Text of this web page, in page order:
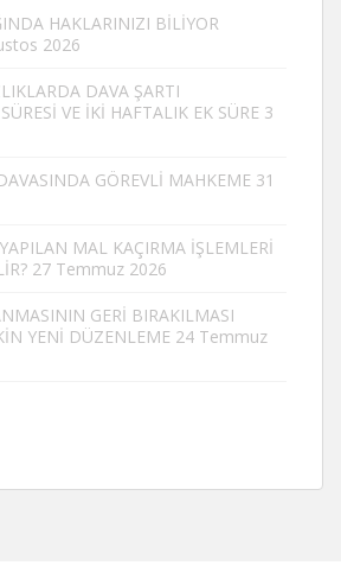
HAKLARINIZI BİLİYOR
2026
DAVA ŞARTI
VE İKİ HAFTALIK EK SÜRE 3
GÖREVLİ MAHKEME 31
MAL KAÇIRMA İŞLEMLERİ
27 Temmuz 2026
GERİ BIRAKILMASI
YENİ DÜZENLEME 24 Temmuz